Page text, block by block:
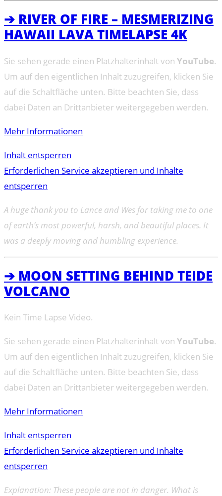
➔ RIVER OF FIRE – MESMERIZING
HAWAII LAVA TIMELAPSE 4K
Sie sehen gerade einen Platzhalterinhalt von YouTube.
Um auf den eigentlichen Inhalt zuzugreifen, klicken Sie
auf die Schaltfläche unten. Bitte beachten Sie, dass
dabei Daten an Drittanbieter weitergegeben werden.
Mehr Informationen
Inhalt entsperren
Erforderlichen Service akzeptieren und Inhalte
entsperren
A huge thank you to Lance and Wes for taking me to one
of earth’s most powerful, harsh, and beautiful places. It
was a deeply moving and humbling experience.
➔ MOON SETTING BEHIND TEIDE
VOLCANO
Kein Time Lapse Video.
Sie sehen gerade einen Platzhalterinhalt von YouTube.
Um auf den eigentlichen Inhalt zuzugreifen, klicken Sie
auf die Schaltfläche unten. Bitte beachten Sie, dass
dabei Daten an Drittanbieter weitergegeben werden.
Mehr Informationen
Inhalt entsperren
Erforderlichen Service akzeptieren und Inhalte
entsperren
Explanation: These people are not in danger. What is